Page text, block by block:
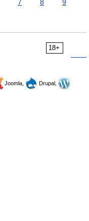
7 8
9
18+
Joomla,
Drupal,